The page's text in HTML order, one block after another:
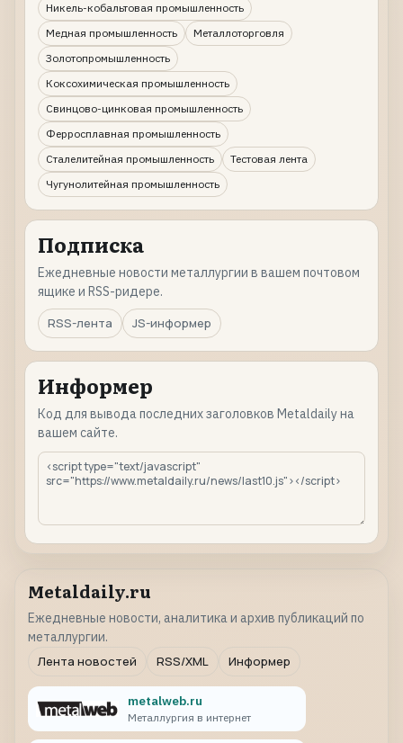
Никель-кобальтовая промышленность
Медная промышленность
Металлоторговля
Золотопромышленность
Коксохимическая промышленность
Свинцово-цинковая промышленность
Ферросплавная промышленность
Сталелитейная промышленность
Тестовая лента
Чугунолитейная промышленность
Подписка
Ежедневные новости металлургии в вашем почтовом
ящике и RSS-ридере.
RSS-лента
JS-информер
Информер
Код для вывода последних заголовков Metaldaily на
вашем сайте.
Metaldaily.ru
Ежедневные новости, аналитика и архив публикаций по
металлургии.
Лента новостей
RSS/XML Информер
metalweb.ru
Металлургия в интернет